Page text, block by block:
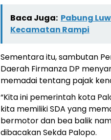
Baca Juga: Pabung
Kecamatan Rampi
Sementara itu, sambutan
Daerah Firmanza DP
memadai tentang pajak
“Kita ini pemerintah kota
kita memiliki SDA yang
bermotor dan bea balik
dibacakan Sekda Palopo.